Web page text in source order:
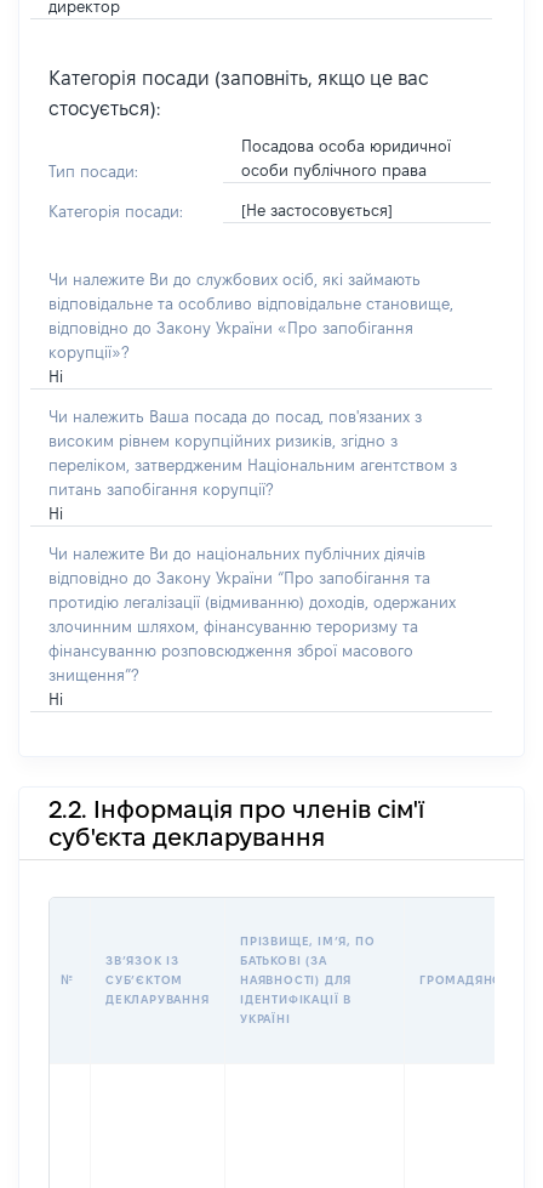
директор
Категорія посади (заповніть, якщо це вас
стосується):
Тип посади:
Посадова особа юридичної
особи публічного права
Категорія посади: [Не застосовується]
Чи належите Ви до службових осіб, які займають
відповідальне та особливо відповідальне становище,
відповідно до Закону України «Про запобігання
корупції»?
Ні
Чи належить Ваша посада до посад, пов'язаних з
високим рівнем корупційних ризиків, згідно з
переліком, затвердженим Національним агентством з
питань запобігання корупції?
Ні
Чи належите Ви до національних публічних діячів
відповідно до Закону України “Про запобігання та
протидію легалізації (відмиванню) доходів, одержаних
злочинним шляхом, фінансуванню тероризму та
фінансуванню розповсюдження зброї масового
знищення”?
Ні
2.2. Інформація про членів сім'ї
суб'єкта декларування
№
ЗВʼЯЗОК ІЗ
СУБʼЄКТОМ
ДЕКЛАРУВАННЯ
ПРІЗВИЩЕ, ІМʼЯ, ПО
БАТЬКОВІ (ЗА
НАЯВНОСТІ) ДЛЯ
ІДЕНТИФІКАЦІЇ В
УКРАЇНІ
ГРОМАДЯНСТВО